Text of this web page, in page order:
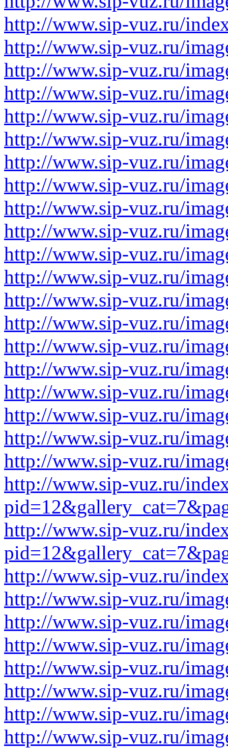
http://www.sip-vuz.ru/
http://www.sip-vuz.ru/
http://www.sip-vuz.ru/
http://www.sip-vuz.ru/
http://www.sip-vuz.ru/
http://www.sip-vuz.ru/
http://www.sip-vuz.ru/
http://www.sip-vuz.ru/
http://www.sip-vuz.ru/
http://www.sip-vuz.ru/
http://www.sip-vuz.ru/
http://www.sip-vuz.ru/
http://www.sip-vuz.ru/
http://www.sip-vuz.ru/
http://www.sip-vuz.ru/
http://www.sip-vuz.ru/
http://www.sip-vuz.ru/
http://www.sip-vuz.ru/
http://www.sip-vuz.ru/
http://www.sip-vuz.ru/
http://www.sip-vuz.ru/
http://www.sip-vuz.ru/
http://www.sip-vuz.ru/
http://www.sip-vuz.ru/
http://www.sip-vuz.ru/
http://www.sip-vuz.ru/
http://www.sip-vuz.ru/
http://www.sip-vuz.ru/
http://www.sip-vuz.ru/
http://www.sip-vuz.ru/